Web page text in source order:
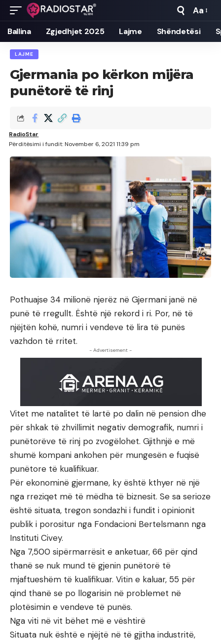
Font
Resizer
Aa
Ballina Zgjedhjet 2025 Lajme Shëndetësi
LAJME
Gjermania po kërkon mijëra
punëtorë të rinj
Përditësimi i fundit: November 6, 2021 11:39 pm
RadioStar
Pothuajse 34 milionë njerëz në Gjermani janë në
punë të rregullt. Është një rekord i ri. Por, në të
njëjtën kohë, numri i vendeve të lira të punës
vazhdon të rritet.
- Advertisement -
Vitet me natalitet të lartë po dalin në pension dhe
për shkak të zhvillimit negativ demografik, numri i
punëtorëve të rinj po zvogëlohet. Gjithnjë e më
shumë kompani ankohen për mungesën e fuqisë
punëtore të kualifikuar.
Për ekonominë gjermane, ky është kthyer në një
nga rreziqet më të mëdha të biznesit. Se sa serioze
është situata, tregon sondazhi i fundit i opinionit
publik i porositur nga Fondacioni Bertelsmann nga
Instituti Civey.
Nga 7,500 sipërmarrësit e anketuar, 66 për qind
thanë se nuk mund të gjenin punëtorë të
mjaftueshëm të kualifikuar. Vitin e kaluar, 55 për
qind thanë se po llogarisin në problemet në
plotësimin e vendeve të punës.
Nga viti në vit bëhet më e vështirë
Situata nuk është e njëjtë në të gjitha industritë,